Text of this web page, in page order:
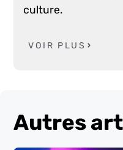
culture.
VOIR PLUS
Autres